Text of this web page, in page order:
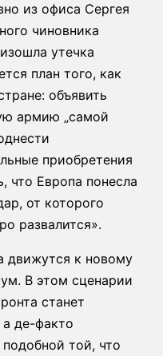
из офиса Сергея
чиновника
утечка
план того, как
объявить
армию „самой
приобретения
что Европа понесла
от которого
развалится».
движутся к новому
В этом сценарии
станет
де-факто
той, что